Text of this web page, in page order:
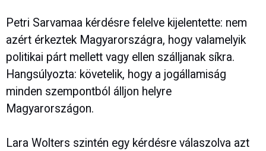
Petri Sarvamaa kérdésre felelve kijelentette: nem
azért érkeztek Magyarországra, hogy valamelyik
politikai párt mellett vagy ellen szálljanak síkra.
Hangsúlyozta: követelik, hogy a jogállamiság
minden szempontból álljon helyre
Magyarországon.
Lara Wolters szintén egy kérdésre válaszolva azt